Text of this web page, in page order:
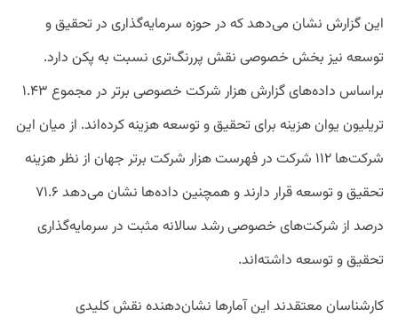
این گزارش نشان می‌دهد که در حوزه سرمایه‌گذاری در تحقیق و
توسعه نیز بخش خصوصی نقش پررنگ‌تری نسبت به پکن دارد.
براساس داده‌های گزارش هزار شرکت خصوصی برتر در مجموع ۱.۴۳
تریلیون یوان هزینه برای تحقیق و توسعه هزینه کرده‌اند. از میان این
شرکت‌ها ۱۱۲ شرکت در فهرست هزار شرکت برتر جهان از نظر هزینه
تحقیق و توسعه قرار دارند و همچنین داده‌ها نشان می‌دهد ۷۱.۶
درصد از شرکت‌های خصوصی رشد سالانه مثبت در سرمایه‌گذاری
تحقیق و توسعه داشته‌اند.
کارشناسان معتقدند این آمارها نشان‌دهنده نقش کلیدی